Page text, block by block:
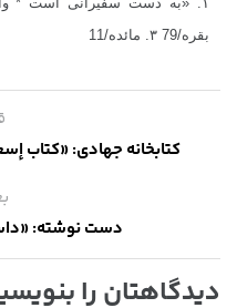
بقره/79 ۳. مائده/11
کتابخانه جهادی: «کتاب
دست نوشته:
دیدگاهتان را